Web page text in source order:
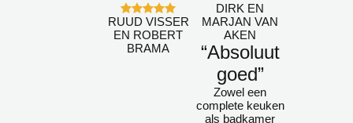
RUUD VISSER
EN ROBERT
BRAMA
DIRK EN
MARJAN VAN
AKEN
“Absoluut
goed”
Zowel een
complete keuken
als badkamer